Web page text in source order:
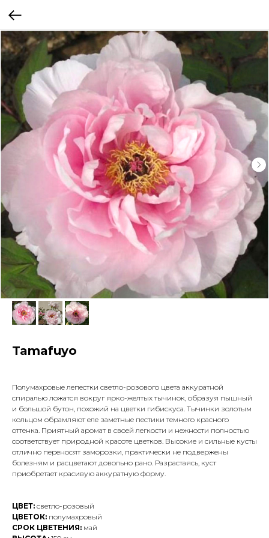
Tamafuyo
Полумахровые лепестки светло-розового цвета аккуратной
спиралью ложатся вокруг ярко-желтых тычинок, образуя пышный
и большой бутон, похожий на цветки гибискуса. Тычинки золотым
кольцом обрамляют еле заметные пестики темного красного
оттенка. Приятный аромат в своей легкости и нежности полностью
соответствует природной красоте цветков. Высокие и сильные кусты
отлично переносят заморозки, практически не подвержены
болезням и расцветают довольно рано. Разрастаясь, куст
приобретает красивую аккуратную форму.
ЦВЕТ: светло-розовый
ЦВЕТОК: полумахровый
СРОК ЦВЕТЕНИЯ: май